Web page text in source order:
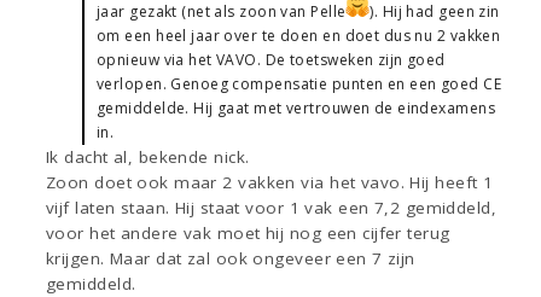
jaar gezakt (net als zoon van Pelle
). Hij had geen zin
om een heel jaar over te doen en doet dus nu 2 vakken
opnieuw via het VAVO. De toetsweken zijn goed
verlopen. Genoeg compensatie punten en een goed CE
gemiddelde. Hij gaat met vertrouwen de eindexamens
in.
Ik dacht al, bekende nick.
Zoon doet ook maar 2 vakken via het vavo. Hij heeft 1
vijf laten staan. Hij staat voor 1 vak een 7,2 gemiddeld,
voor het andere vak moet hij nog een cijfer terug
krijgen. Maar dat zal ook ongeveer een 7 zijn
gemiddeld.